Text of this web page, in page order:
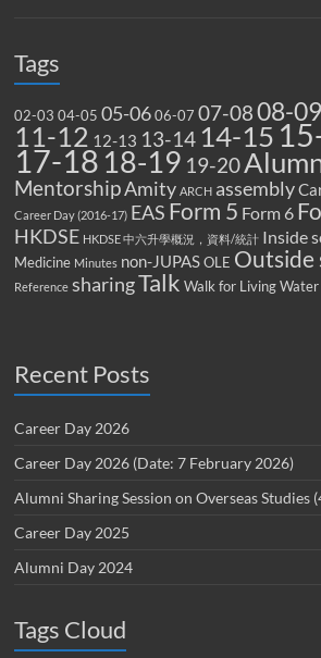
Tags
02-03 04-05 05-06 06-07 07-0808-09
11-12 12-13 13-14 14-15
17-18 18-19 19-20
MentorshipAmity ARCH assembly
Career Day (2016-17) EAS Form 5 Form 6
HKDSE HKDSE 中六升學概況，資料/統計 Inside
Medicine Minutes non-JUPAS OLE Outside
Reference sharingTalk Walk for Living Water
Recent Posts
Career Day 2026
Career Day 2026 (Date: 7 February 2026)
Alumni Sharing Session on Overseas Studies
Career Day 2025
Alumni Day 2024
Tags Cloud